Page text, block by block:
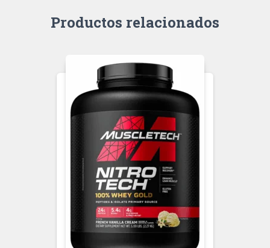
Productos relacionados